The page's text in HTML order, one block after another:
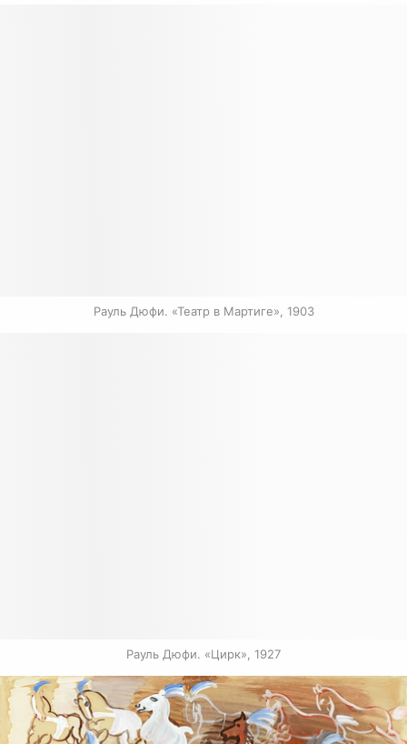
Рауль Дюфи. «Театр в Мартиге», 1903
Рауль Дюфи. «Цирк», 1927